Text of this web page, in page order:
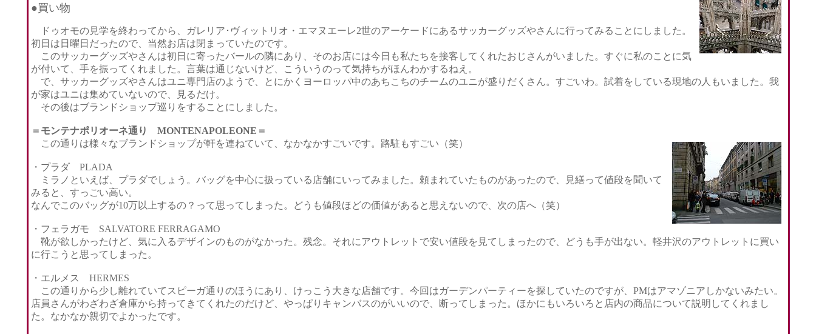
●買い物
ドゥオモの見学を終わってから、ガレリア･ヴィットリオ・エマヌエーレ2世のアーケードにあるサッカーグッズやさんに行ってみることにしました。
初日は日曜日だったので、当然お店は閉まっていたのです。
このサッカーグッズやさんは初日に寄ったバールの隣にあり、そのお店には今日も私たちを接客してくれたおじさんがいました。すぐに私のことに気
が付いて、手を振ってくれました。言葉は通じないけど、こういうのって気持ちがほんわかするねえ。
で、サッカーグッズやさんはユニ専門店のようで、とにかくヨーロッパ中のあちこちのチームのユニが盛りだくさん。すごいわ。試着をしている現地の人もいました。我
が家はユニは集めていないので、見るだけ。
その後はブランドショップ巡りをすることにしました。
＝モンテナポリオーネ通り MONTENAPOLEONE＝
この通りは様々なブランドショップが軒を連ねていて、なかなかすごいです。路駐もすごい（笑）
・プラダ PLADA
ミラノといえば、プラダでしょう。バッグを中心に扱っている店舗にいってみました。頼まれていたものがあったので、見繕って値段を聞いて
みると、すっごい高い。
なんでこのバッグが10万以上するの？って思ってしまった。どうも値段ほどの価値があると思えないので、次の店へ（笑）
・フェラガモ SALVATORE FERRAGAMO
靴が欲しかったけど、気に入るデザインのものがなかった。残念。それにアウトレットで安い値段を見てしまったので、どうも手が出ない。軽井沢のアウトレットに買い
に行こうと思ってしまった。
・エルメス HERMES
この通りから少し離れていてスピーガ通りのほうにあり、けっこう大きな店舗です。今回はガーデンパーティーを探していたのですが、PMはアマゾニアしかないみたい。
店員さんがわざわざ倉庫から持ってきてくれたのだけど、やっぱりキャンバスのがいいので、断ってしまった。ほかにもいろいろと店内の商品について説明してくれまし
た。なかなか親切でよかったです。